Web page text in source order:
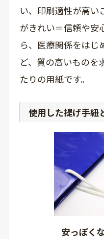
い、印刷適性が高い
がきれい＝信頼や安
ら、医療関係をはじ
ど、質の高いものを
たりの用紙です。
使用した提げ手紐
安っぽく